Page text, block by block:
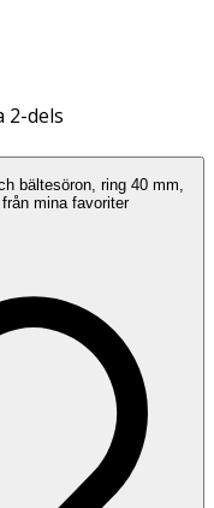
2-dels
bältesöron, ring 40 mm,
mina favoriter